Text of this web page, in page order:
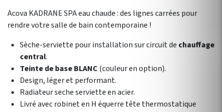
Acova KADRANE SPA eau chaude : des lignes carrées pour
rendre votre salle de bain contemporaine !
Sèche-serviette pour installation sur circuit de chauffage
central.
Teinte de base BLANC (couleur en option).
Design, léger et performant.
Radiateur seche serviette en acier.
Livré avec robinet en H équerre tête thermostatique